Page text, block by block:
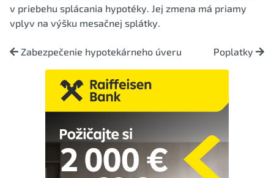
v priebehu splácania hypotéky. Jej zmena má priamy
vplyv na výšku mesačnej splátky.
Zabezpečenie hypotekárneho úveru Poplatky